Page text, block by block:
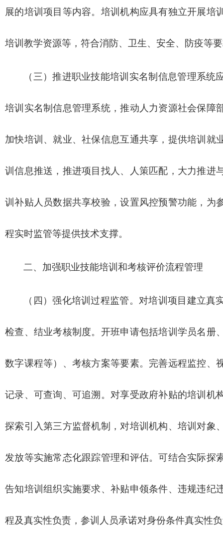
展的培训项目等内容。培训机构应具有独立开展培
培训教学资源等，符合消防、卫生、安全、防疫等
（三）推进职业技能培训实名制信息管理系
培训实名制信息管理系统，推动人力资源社会保障
加快培训、就业、社保信息互通共享，提供培训就
训信息推送，推进项目找人、人策匹配，大力推进
训补贴人员数据共享校验，设置风控预警功能，为
程实时监管等提供技术支撑。
二、加强职业技能培训和考核评价流程管理
（四）强化培训过程监管。对培训项目建立
检查、结业考核制度。开班申请包括培训学员名册
数字课程等）、考核方案等要素。完善远程监控、
记录、可查询、可追溯。对享受政府补贴的培训机
探索引入第三方监督机制，对培训机构、培训对象
发放等实施常态化跟踪管理和评估。可结合实际探
告知培训组织实施要求、补贴申领条件、违规违纪
程及真实性负责，参训人员承诺对身份条件真实性